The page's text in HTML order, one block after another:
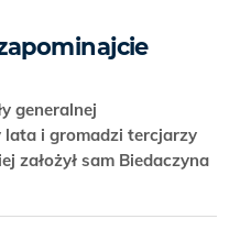
generalnej
lata i gromadzi tercjarzy
założył sam Biedaczyna